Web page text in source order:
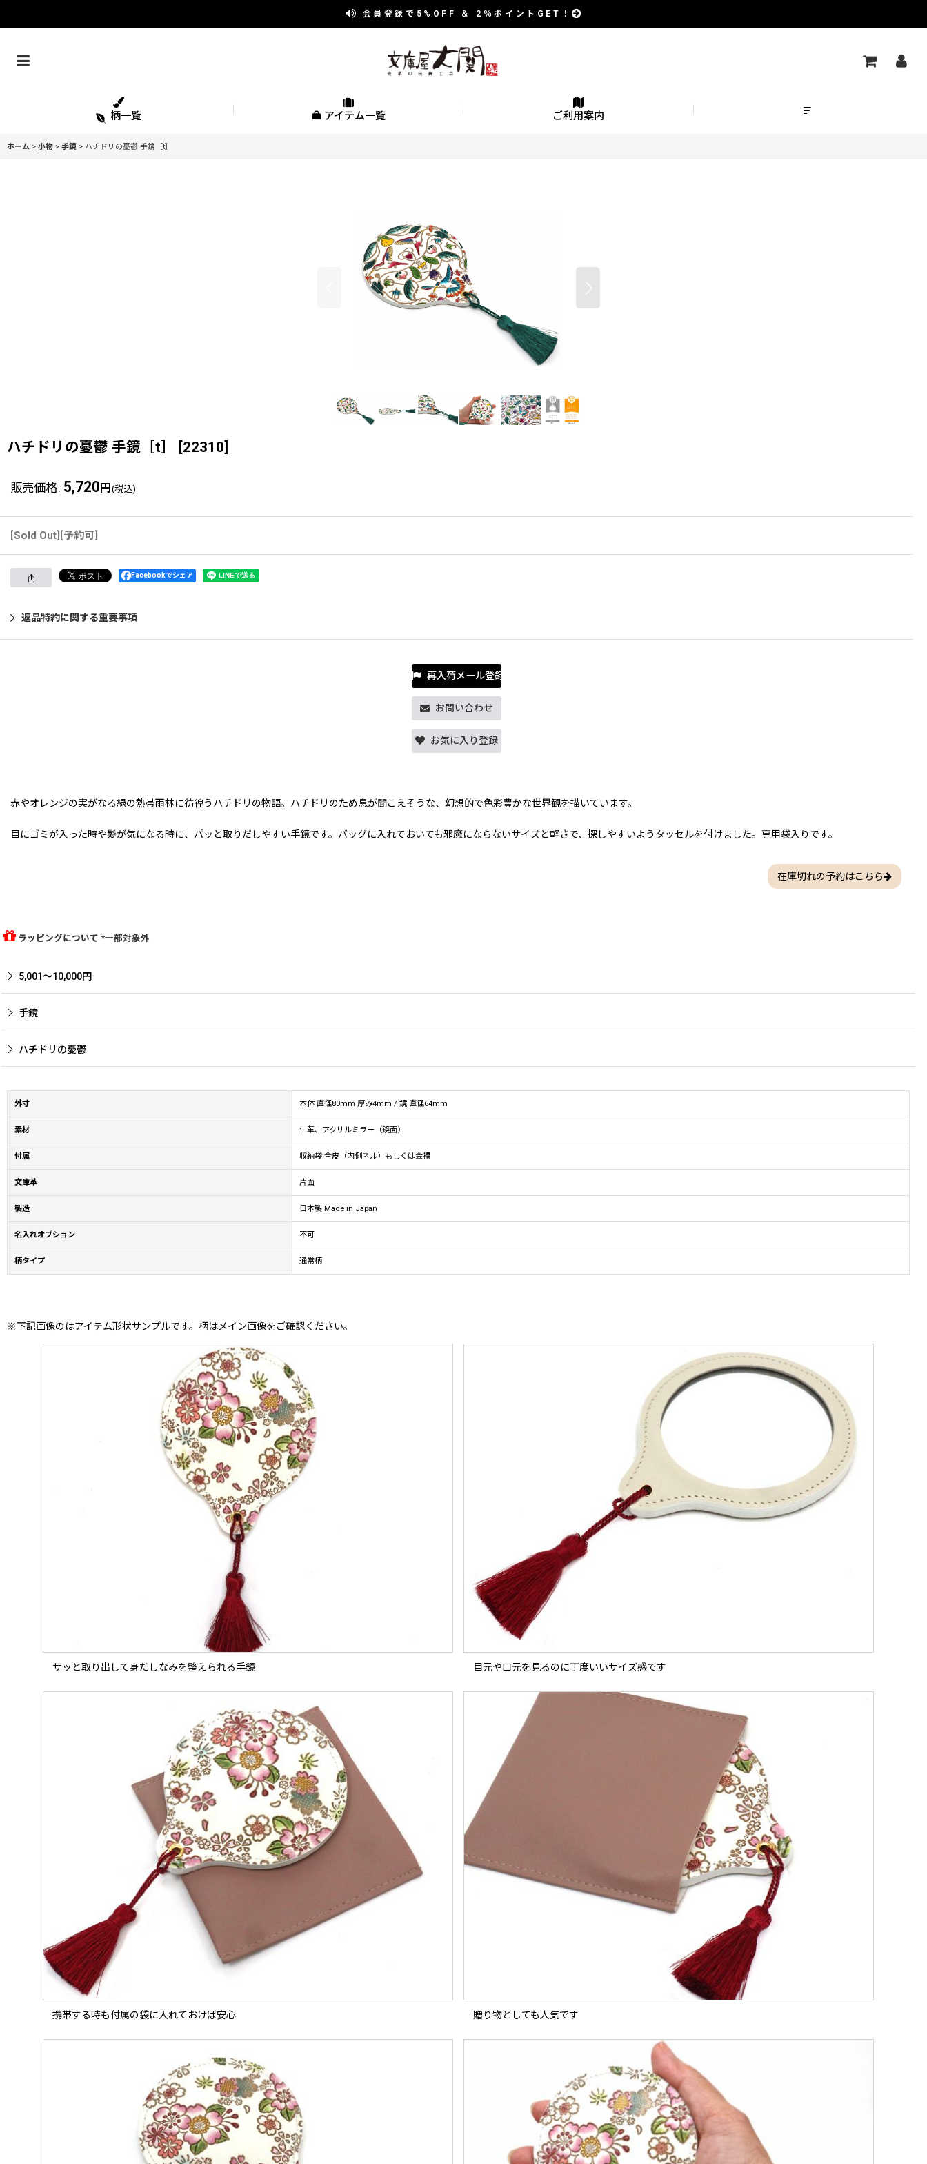
会員登録で 5%OFF ＆ 2％ポイントGET！
柄一覧 アイテム一覧 ご利用案内
ホーム > 小物 > 手鏡 > ハチドリの憂鬱 手鏡［t］
ハチドリの憂鬱 手鏡［t］ 22310
販売価格: 5,720 円 (税込)
[Sold Out][予約可]
Facebookでシェア
返品特約に関する重要事項
再入荷メール登録
お問い合わせ
お気に入り登録
赤やオレンジの実がなる緑の熱帯雨林に彷徨うハチドリの物語。ハチドリのため息が聞こえそうな、幻想的で色彩豊かな世界観を描いています。
目にゴミが入った時や髪が気になる時に、パッと取りだしやすい手鏡です。バッグに入れておいても邪魔にならないサイズと軽さで、探しやすいようタッセルを付けました。専用袋入りです。
在庫切れの予約はこちら
ラッピングについて *一部対象外
5,001〜10,000円
手鏡
ハチドリの憂鬱
外寸 本体 直径80mm 厚み4mm / 鏡 直径64mm
素材 牛革、アクリルミラー（鏡面）
付属 収納袋 合皮（内側ネル）もしくは金襴
文庫革 片面
製造 日本製 Made in Japan
名入れオプション 不可
柄タイプ 通常柄
※下記画像のはアイテム形状サンプルです。柄はメイン画像をご確認ください。
サッと取り出して身だしなみを整えられる手鏡 目元や口元を見るのに丁度いいサイズ感です
携帯する時も付属の袋に入れておけば安心 贈り物としても人気です